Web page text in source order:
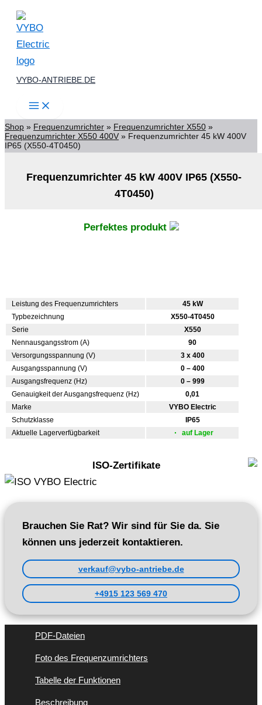
Zum
Inhalt
springen
VYBO-ANTRIEBE.DE
Shop » Frequenzumrichter » Frequenzumrichter X550 »
Frequenzumrichter X550 400V » Frequenzumrichter 45 kW 400V
IP65 (X550-4T0450)
Frequenzumrichter 45 kW 400V IP65 (X550-
4T0450)
Perfektes produkt
Leistung des Frequenzumrichters
45 kW
Typbezeichnung
X550-4T0450
Serie
X550
Nennausgangsstrom (A)
90
Versorgungsspannung (V)
3 x 400
Ausgangsspannung (V)
0 – 400
Ausgangsfrequenz (Hz)
0 – 999
Genauigkeit der Ausgangsfrequenz (Hz)
0,01
Marke
VYBO Electric
Schutzklasse
IP65
Aktuelle Lagerverfügbarkeit
auf Lager
ISO-Zertifikate
Brauchen Sie Rat? Wir sind für Sie da. Sie
können uns jederzeit kontaktieren.
verkauf@vybo-antriebe.de
+4915 123 569 470
PDF-Dateien
Foto des Frequenzumrichters
Tabelle der Funktionen
Beschreibung